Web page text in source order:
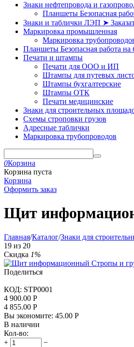
Знаки нефтепровода и
Планшеты Безопасная
Знаки и таблички ЛЭП ➤
Маркировка промышленная
Маркировка
Планшеты Безопасная работа на
Печати и штампы
Печати для ООО и ИП
Штампы для путевых
Штампы бухгалтерские
Штампы ОТК
Печати медицинские
Знаки для строительных
Схемы строповки грузов
Адресные таблички
Маркировка трубопроводов
0Корзина
Корзина пуста
Корзина
Оформить заказ
Щит
Главная/Каталог/Знаки для
19 из 20
Скидка 1%
Поделиться
КОД: STP0001
4 900.00 Р
4 855.00 Р
Вы экономите: 45.00 Р
В наличии
Кол-во:
+
−